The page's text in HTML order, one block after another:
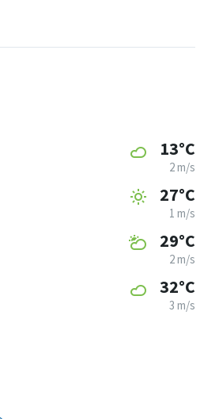
13°C
2 m/s
27°C
1 m/s
29°C
2 m/s
32°C
3 m/s